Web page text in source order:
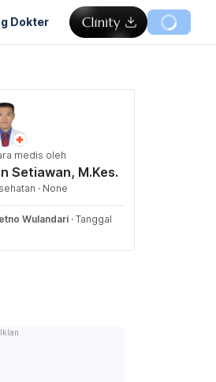
Dokter
medis oleh
Setiawan, M.Kes.
· None
Wulandari · Tanggal
Iklan